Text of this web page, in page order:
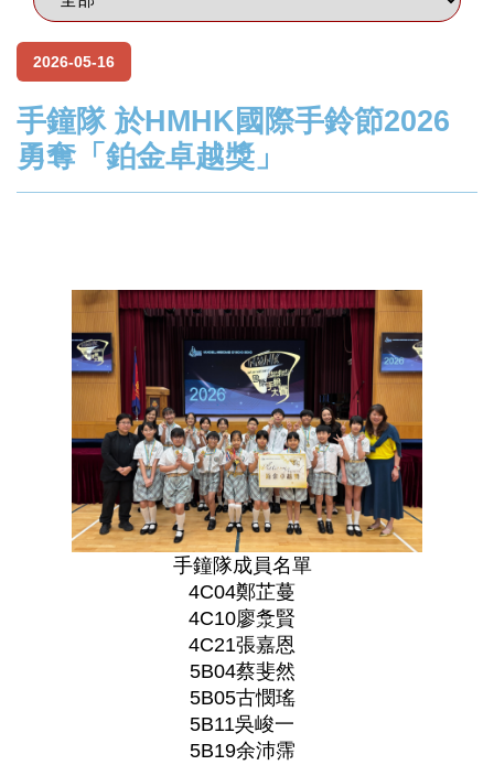
2026-05-16
手鐘隊 於HMHK國際手鈴節2026
勇奪「鉑金卓越獎」
手鐘隊成員名單
4C04鄭芷蔓
4C10廖洜賢
4C21張嘉恩
5B04蔡斐然
5B05古憫瑤
5B11吳峻一
5B19余沛霈